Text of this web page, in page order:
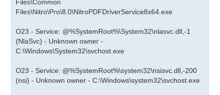
Files\Common
Files\Nitro\Pro\8.0\NitroPDFDriverService8x64.exe
O23 - Service: @%SystemRoot%\System32\nlasvc.dll,-1
(NlaSvc) - Unknown owner -
C:\Windows\System32\svchost.exe
O23 - Service: @%SystemRoot%\system32\nsisvc.dll,-200
(nsi) - Unknown owner - C:\Windows\system32\svchost.exe